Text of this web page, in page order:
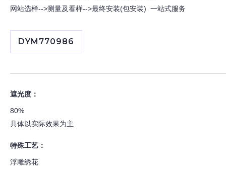
网站选样-->测量及看样-->最终安装(包安装) 一站式服务
DYM770986
遮光度：
80%
具体以实际效果为主
特殊工艺：
浮雕绣花